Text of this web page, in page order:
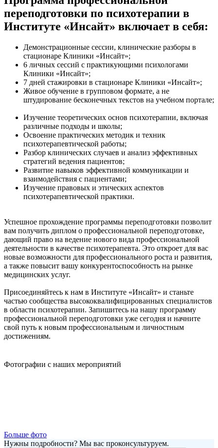
переподготовки по психотерапии в
Институте «Инсайт» включает в себя:
Демонстрационные сессии, клинические разборы в
стационаре Клиники «Инсайт»;
6 личных сессий с практикующими психологами
Клиники «Инсайт»;
7 дней стажировки в стационаре Клиники «Инсайт»;
Живое обучение в групповом формате, а не
штудирование бесконечных текстов на учебном портале;
Изучение теоретических основ психотерапии, включая
различные подходы и школы;
Освоение практических методик и техник
психотерапевтической работы;
Разбор клинических случаев и анализ эффективных
стратегий ведения пациентов;
Развитие навыков эффективной коммуникации и
взаимодействия с пациентами;
Изучение правовых и этических аспектов
психотерапевтической практики.
Успешное прохождение программы переподготовки позволит
вам получить диплом о профессиональной переподготовке,
дающий право на ведение нового вида профессиональной
деятельности в качестве психотерапевта. Это откроет для вас
новые возможности для профессионального роста и развития,
а также повысит вашу конкурентоспособность на рынке
медицинских услуг.
Присоединяйтесь к нам в Институте «Инсайт» и станьте
частью сообщества высококвалифицированных специалистов
в области психотерапии. Запишитесь на нашу программу
профессиональной переподготовки уже сегодня и начните
свой путь к новым профессиональным и личностным
достижениям.
Фотографии с наших мероприятий
Больше фото
Нужны подробности? Мы вас проконсультуруем.